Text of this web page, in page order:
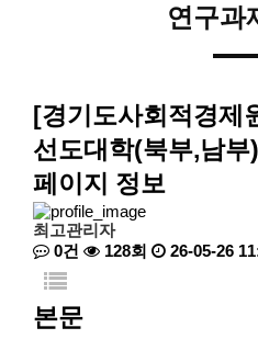
연구과
[경기도사회적경제
선도대학(북부,남부
페이지 정보
최고관리자
0건
128회 26-05-26
본문